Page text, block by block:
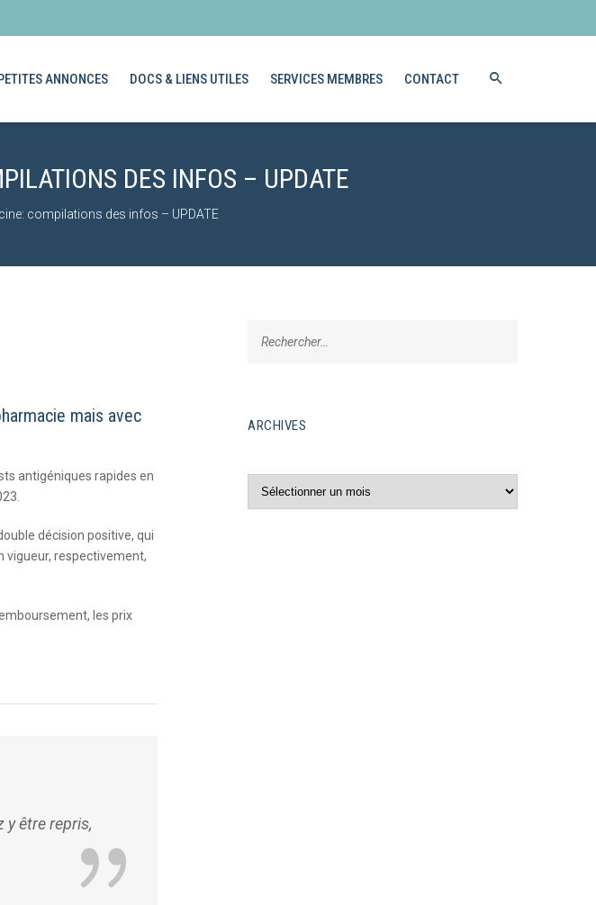
ANNONCES DOCS & LIENS UTILES SERVICES MEMBRES CONTACT
DES INFOS – UPDATE
compilations des infos – UPDATE
mais avec
antigéniques rapides en
décision positive, qui
vigueur, respectivement,
les prix
être repris,
ARCHIVES